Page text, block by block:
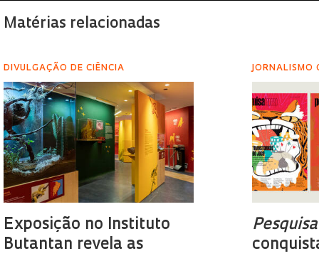
Matérias relacionadas
DIVULGAÇÃO DE CIÊNCIA
Exposição no Instituto
Butantan revela as
JORNALISMO